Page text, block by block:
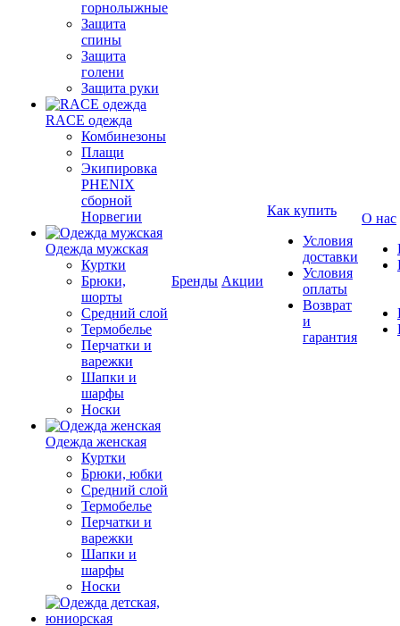
горнолыжные
Защита
спины
Защита
голени
Защита руки
RACE одежда
Комбинезоны
Плащи
Экипировка
PHENIX
сборной
Норвегии
Одежда мужская
Куртки
Брюки,
шорты
Средний слой
Термобелье
Перчатки и
варежки
Шапки и
шарфы
Носки
Одежда женская
Куртки
Брюки, юбки
Средний слой
Термобелье
Перчатки и
варежки
Шапки и
шарфы
Носки
Бренды Акции
Как купить
Условия
доставки
Условия
оплаты
Возврат
и
гарантия
О нас